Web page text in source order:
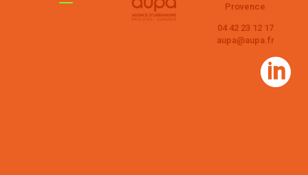
Provence
04 42 23 12 17
aupa@aupa.fr
